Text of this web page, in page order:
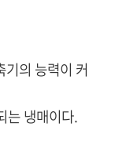
의 능력이 커
냉매이다.